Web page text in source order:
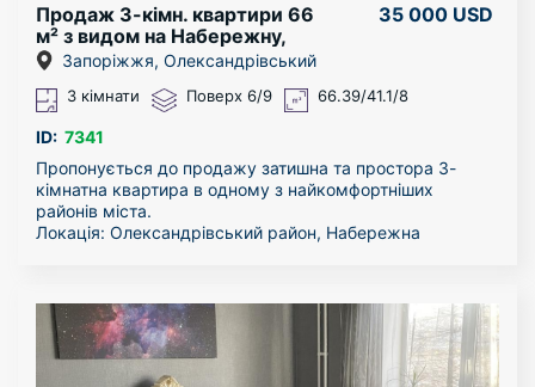
Продаж 3-кімн. квартири 66
м² з видом на Набережну,
Олександрівський р-н
(ЄВідновлення)
35 000 USD
Запоріжжя, Олександрівський
3 кімнати Поверх 6/9 66.39/41.1/8
ID: 7341
Пропонується до продажу затишна та простора 3-
кімнатна квартира в одному з найкомфортніших
районів міста.
Локація: Олександрівський район, Набережна
Планування: загальна площа 66 кв.м, простора кухня
— 8 кв.м.
Поверховість: 6-й поверх 9-поверхового будинку
(ідеальний середній поверх).